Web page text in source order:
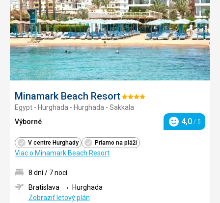
Minamark Beach ResortHodnotenie:
4/5
Egypt - Hurghada - Hurghada - Sakkala
Výborné
Hodnotenie
4,0 / 5
V centre Hurghady Priamo na pláži
Viac o Minamark Beach Resort
8 dní / 7 nocí
Bratislava
Hurghada
Zobraziť letový plán